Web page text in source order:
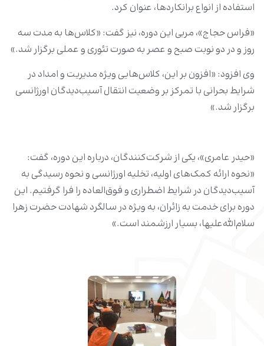
استفاده از انواع برانکاردها، عنوان کرد.
«فراس حجاج»، مربی این دوره، نیز گفت: «کلاس‌ها به مدت سه
روز و در دو نوبت صبح و عصر به صورت تئوری و عملی برگزار شد.»
وی افزود: «افزون بر این، کلاس‌هایی ویژه مدیریت و امداد در
شرایط بحرانی با تمرکز بر وضعیت انتقال آسیب‌دیدگان اورژانسی
برگزار شد.»
«حیدر عامری»، یکی از شرکت‌کنندگان، درباره این دوره، گفت:
«نحوه ارائه کمک‌های اولیه، تخلیه اورژانسی و نحوه رسیدگی به
آسیب‌دیدگان در شرایط اضطراری و فوق‌العاده را فرا گرفتیم. این
دوره برای خدمت به زائران، به ویژه در سالگرد شهادت حضرت زهرا
سلام‌الله‌علیها، بسیار ارزشمند است.»